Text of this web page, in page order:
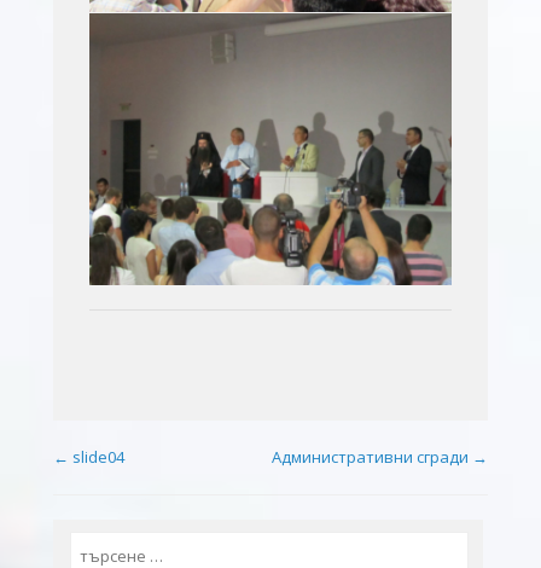
Post navigation
← slide04 Административни сгради →